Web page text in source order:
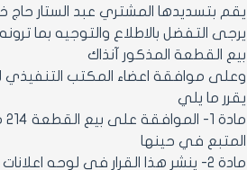
يقم بتسديدها المشتري عبد الستار
يرجى التفضل بالاطلاع والتوجيه بما
بيع القطعة المذكور آنذاك
وعلى موافقة اعضاء المكتب التنفيذي لمجلس
يقرر ما يلي
المتبع في حينها
مادة 2- ينشر هذا القرار في لوحه اعلانات مجلس مدينه حلب ويبلغ من يلزم لتنفيذه اصولا